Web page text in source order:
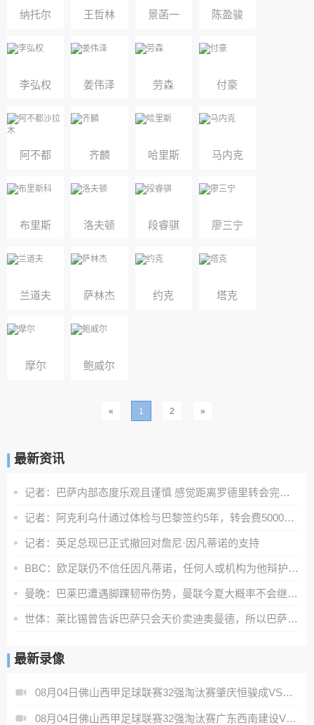
纳托尔 王哲林 景菡一 陈盈骏
李弘权 姜伟泽 劳森 付豪
阿不都
沙拉木
齐麟 哈里斯 马内克
布里斯
科
洛夫顿 段睿骐 廖三宁
兰道夫 萨林杰 约克 塔克
摩尔 鲍威尔
« 1 2 »
最新资讯
记者：巴萨内部态度乐观且谨慎 感觉距离罗德里转会完成更近了
记者：阿克利乌什通过体检与巴黎签约5年，转会费5000万欧元
记者：英足总现已正式撤回对詹尼·因凡蒂诺的支持
BBC：欧足联仍不信任因凡蒂诺，任何人或机构为他辩护都无济于事
曼晚：巴莱巴遭遇脚踝韧带伤势，曼联今夏大概率不会继续追求他
世体：莱比锡曾告诉巴萨只会天价卖迪奥曼德，所以巴萨放弃了
最新录像
08月04日佛山西甲足球联赛32强淘汰赛肇庆恒骏成VS三七互娱全场录像
08月04日佛山西甲足球联赛32强淘汰赛广东西南建设VS香港圣徒全场录像